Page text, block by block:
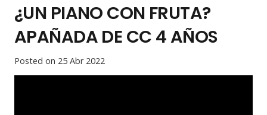
¿UN PIANO CON FRUTA?
APAÑADA DE CC 4 AÑOS
Posted on 25 Abr 2022